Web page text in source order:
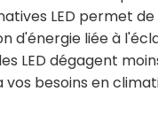
LED permet
d'énergie liée à
LED dégagent
vos besoins en